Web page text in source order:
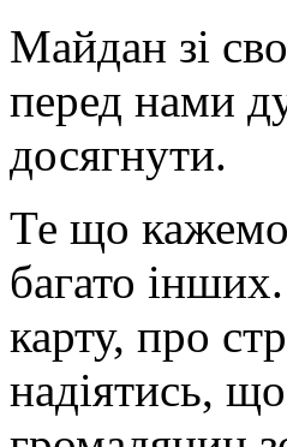
Майдан зі
перед нами
досягнути.
Те що кажемо
багато
карту, про
надіятись,